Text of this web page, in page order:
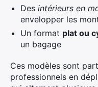
Des intérieurs en
envelopper les
Un format plat ou
un bagage
Ces modèles sont
professionnels en